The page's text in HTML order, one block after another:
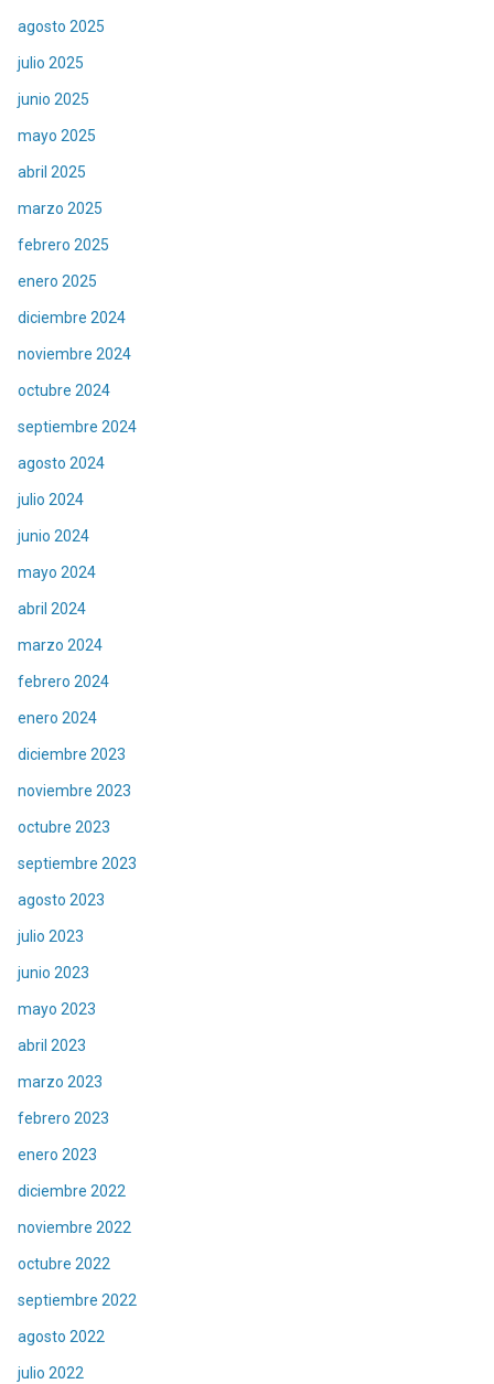
agosto 2025
julio 2025
junio 2025
mayo 2025
abril 2025
marzo 2025
febrero 2025
enero 2025
diciembre 2024
noviembre 2024
octubre 2024
septiembre 2024
agosto 2024
julio 2024
junio 2024
mayo 2024
abril 2024
marzo 2024
febrero 2024
enero 2024
diciembre 2023
noviembre 2023
octubre 2023
septiembre 2023
agosto 2023
julio 2023
junio 2023
mayo 2023
abril 2023
marzo 2023
febrero 2023
enero 2023
diciembre 2022
noviembre 2022
octubre 2022
septiembre 2022
agosto 2022
julio 2022